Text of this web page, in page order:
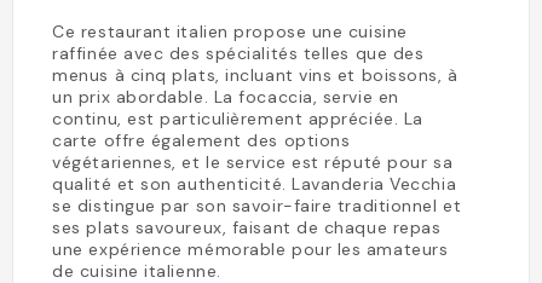
Ce restaurant italien propose une cuisine
raffinée avec des spécialités telles que des
menus à cinq plats, incluant vins et boissons, à
un prix abordable. La focaccia, servie en
continu, est particulièrement appréciée. La
carte offre également des options
végétariennes, et le service est réputé pour sa
qualité et son authenticité. Lavanderia Vecchia
se distingue par son savoir-faire traditionnel et
ses plats savoureux, faisant de chaque repas
une expérience mémorable pour les amateurs
de cuisine italienne.